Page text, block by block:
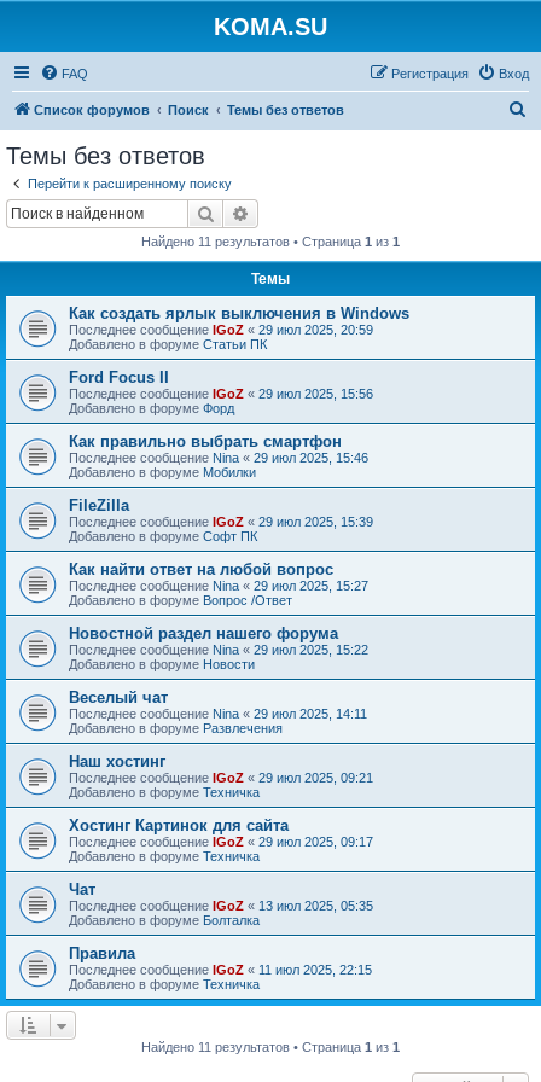
KOMA.SU
FAQ Вход
Регистрация
Список форумов Поиск Темы без ответов
Темы без ответов
Перейти к расширенному поиску
Поиск
Найдено 11 результатов • Страница 1 из 1
Темы
Как создать ярлык выключения в Windows
Последнее сообщение IGoZ « 29 июл 2025, 20:59
Добавлено в форуме Статьи ПК
Ford Focus II
Последнее сообщение IGoZ « 29 июл 2025, 15:56
Добавлено в форуме Форд
Как правильно выбрать смартфон
Последнее сообщение Nina « 29 июл 2025, 15:46
Добавлено в форуме Мобилки
FileZilla
Последнее сообщение IGoZ « 29 июл 2025, 15:39
Добавлено в форуме Софт ПК
Как найти ответ на любой вопрос
Последнее сообщение Nina « 29 июл 2025, 15:27
Добавлено в форуме Вопрос /Ответ
Новостной раздел нашего форума
Последнее сообщение Nina « 29 июл 2025, 15:22
Добавлено в форуме Новости
Веселый чат
Последнее сообщение Nina « 29 июл 2025, 14:11
Добавлено в форуме Развлечения
Наш хостинг
Последнее сообщение IGoZ « 29 июл 2025, 09:21
Добавлено в форуме Техничка
Хостинг Картинок для сайта
Последнее сообщение IGoZ « 29 июл 2025, 09:17
Добавлено в форуме Техничка
Чат
Последнее сообщение IGoZ « 13 июл 2025, 05:35
Добавлено в форуме Болталка
Правила
Последнее сообщение IGoZ « 11 июл 2025, 22:15
Добавлено в форуме Техничка
Найдено 11 результатов • Страница 1 из 1